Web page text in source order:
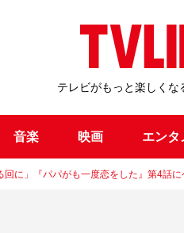
テレビがもっと楽しくな
音楽 映画 エンタ
に」『パパがも一度恋をした』第4話